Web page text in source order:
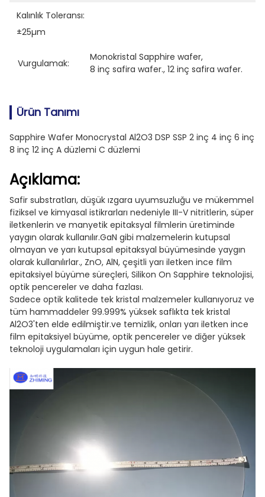
Kalınlık Toleransı:
±25µm
Vurgulamak:
Monokristal Sapphire wafer,
8 inç safira wafer., 12 inç safira wafer.
Ürün Tanımı
Sapphire Wafer Monocrystal Al2O3 DSP SSP 2 inç 4 inç 6 inç
8 inç 12 inç A düzlemi C düzlemi
Açıklama:
Safir substratları, düşük ızgara uyumsuzluğu ve mükemmel
fiziksel ve kimyasal istikrarları nedeniyle III-V nitritlerin, süper
iletkenlerin ve manyetik epitaksyal filmlerin üretiminde
yaygın olarak kullanılır.GaN gibi malzemelerin kutupsal
olmayan ve yarı kutupsal epitaksyal büyümesinde yaygın
olarak kullanılırlar., ZnO, AlN, çeşitli yarı iletken ince film
epitaksiyel büyüme süreçleri, Silikon On Sapphire teknolojisi,
optik pencereler ve daha fazlası.
Sadece optik kalitede tek kristal malzemeler kullanıyoruz ve
tüm hammaddeler 99.999% yüksek saflıkta tek kristal
Al2O3'ten elde edilmiştir.ve temizlik, onları yarı iletken ince
film epitaksiyel büyüme, optik pencereler ve diğer yüksek
teknoloji uygulamaları için uygun hale getirir.